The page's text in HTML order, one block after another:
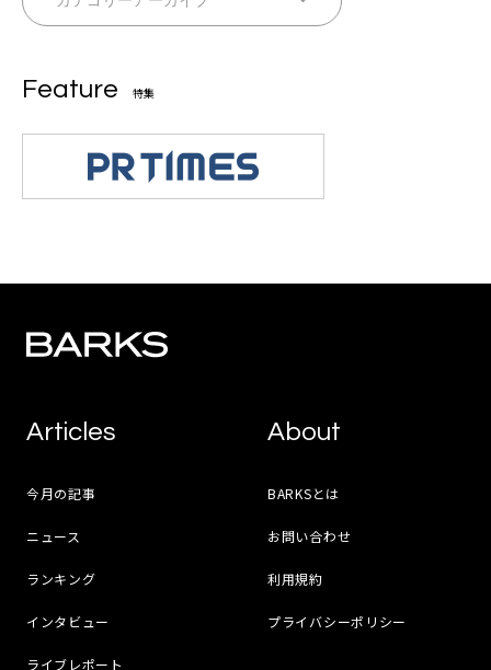
Feature 特集
Articles
今月の記事
ニュース
ランキング
インタビュー
ライブレポート
About
BARKSとは
お問い合わせ
利用規約
プライバシーポリシー